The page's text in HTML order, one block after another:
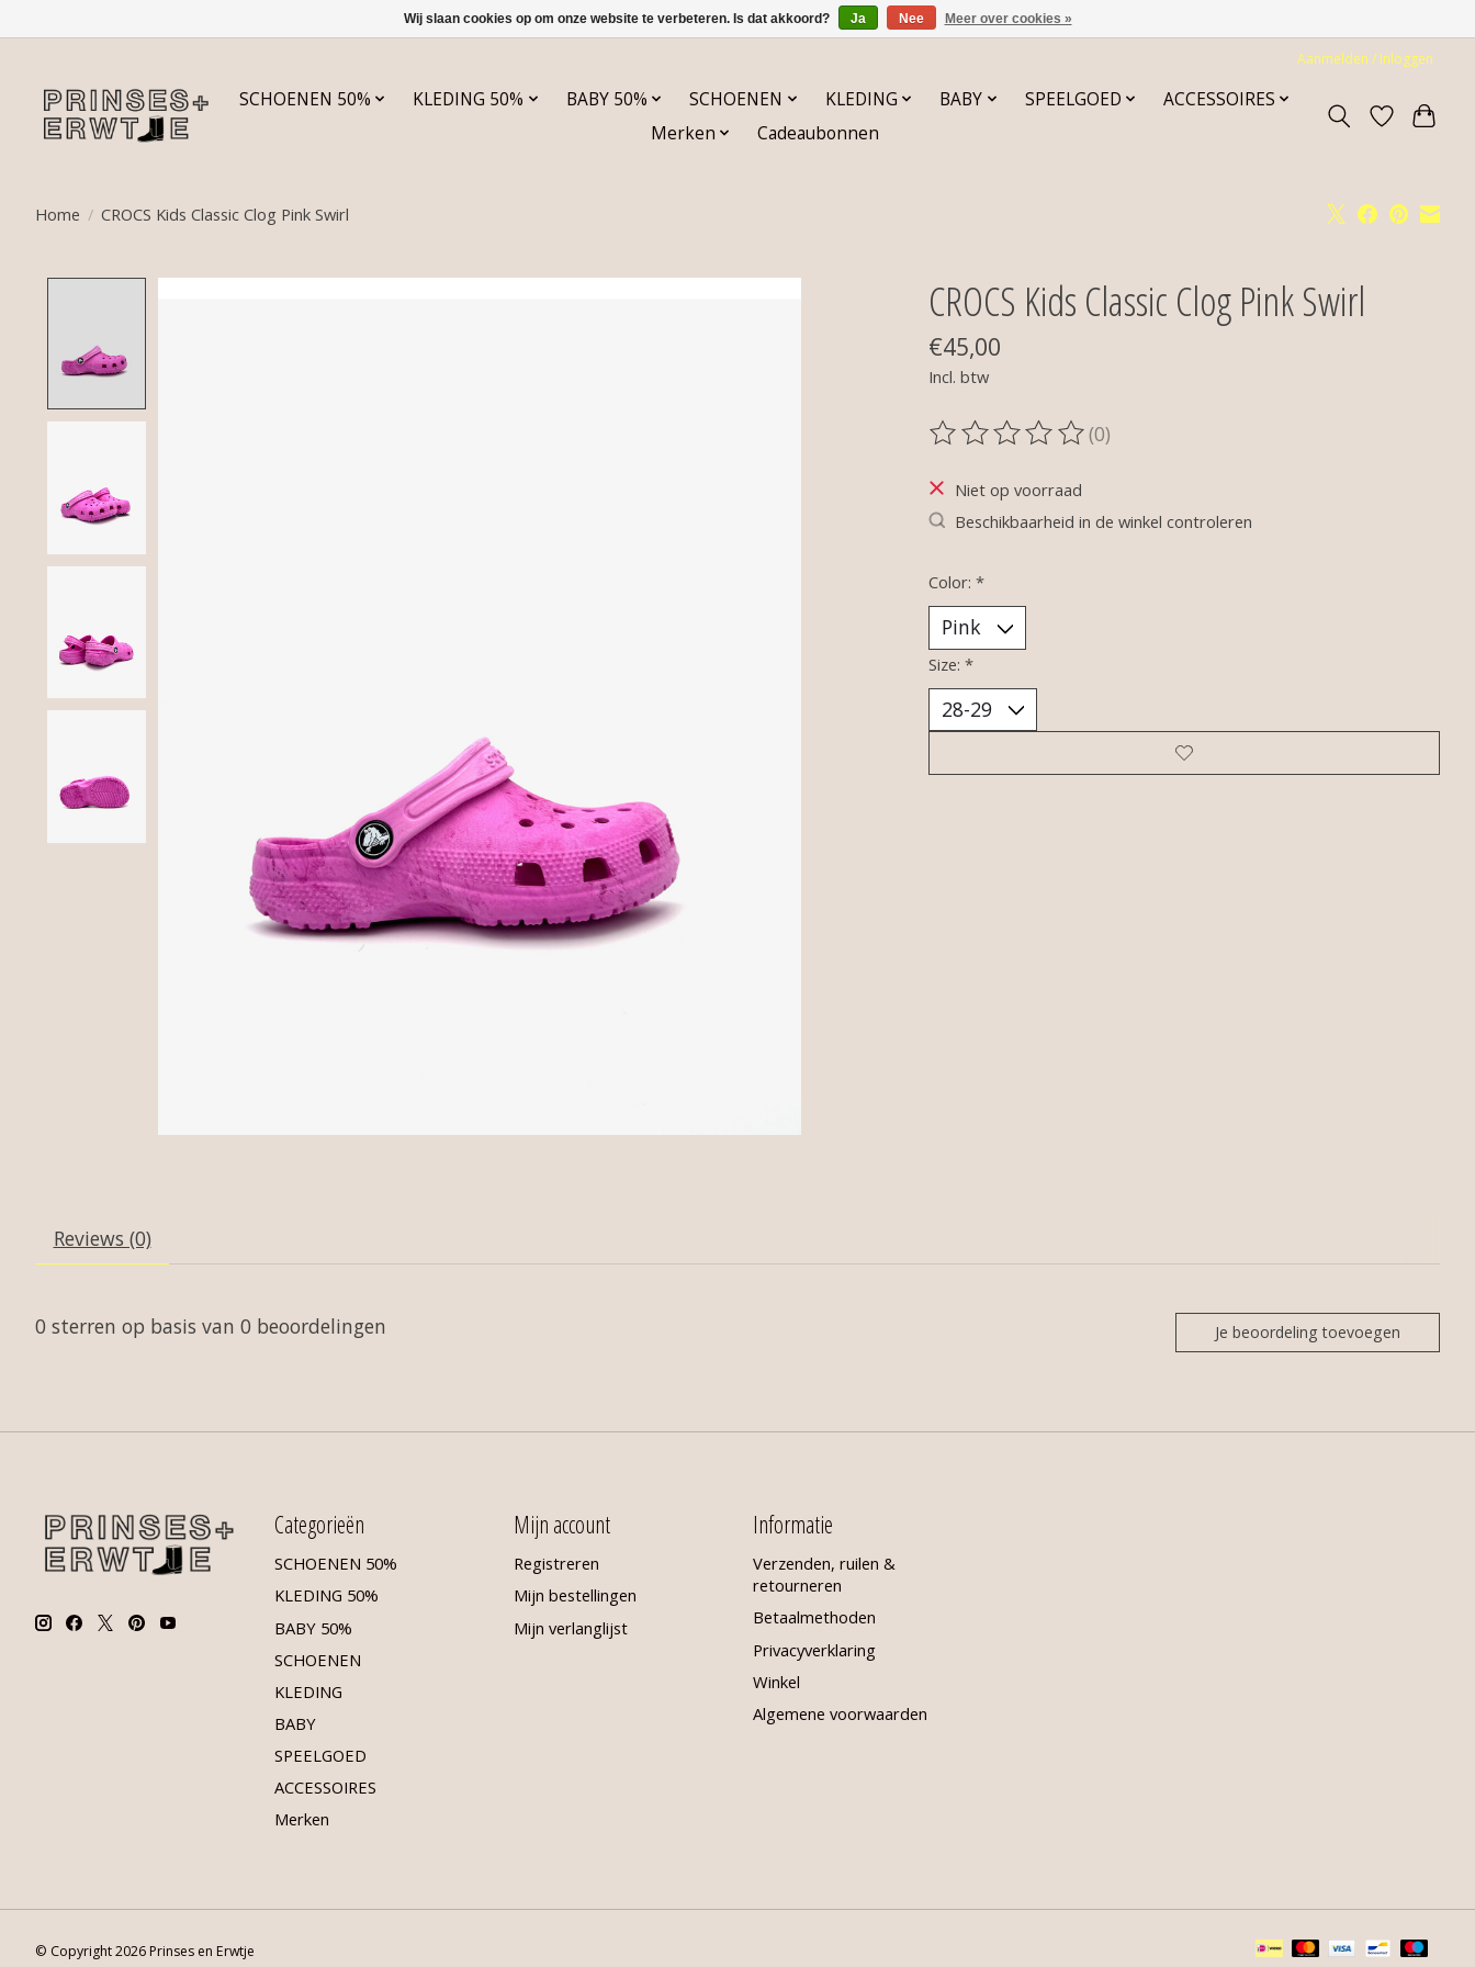
Aanmelden / Inloggen
SCHOENEN 50% KLEDING 50% BABY 50% SCHOENEN KLEDING BABY SPEELGOED
ACCESSOIRES
Merken
Cadeaubonnen
Home / CROCS Kids Classic Clog Pink Swirl
CROCS Kids Classic Clog Pink Swirl
€45,00
Incl. btw
De beoordeling van dit product is
(0)
Niet op voorraad
Beschikbaarheid in de winkel controleren
Color: *
Size: *
Reviews (0)
0 sterren op basis van 0 beoordelingen Je beoordeling toevoegen
Categorieën
SCHOENEN 50%
KLEDING 50%
BABY 50%
SCHOENEN
KLEDING
BABY
SPEELGOED
ACCESSOIRES
Merken
Mijn account
Registreren
Mijn bestellingen
Mijn verlanglijst
Informatie
Verzenden, ruilen &
retourneren
Betaalmethoden
Privacyverklaring
Winkel
Algemene voorwaarden
© Copyright 2026 Prinses en Erwtje
Wij slaan cookies op om onze website te verbeteren. Is dat akkoord? Ja Nee Meer over cookies »